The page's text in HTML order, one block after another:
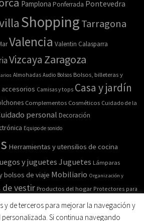
Pamplona Ponferrada Pontevedra
ShoppingTarragona
Valencia Valentin Calasparra
Vizcaya Zaragoza
Almohadas Audio Bolsos Bolsos, billeteras y
accesorios Camisas y tops Casa y jardín
Complementos Cosméticos Cuidado de la
personal Decoración
Equipo de sonido
Herramientas y utensilios de cocina
y juguetes Juguetes Lámparas
bolsos de viaje Mobiliario Organización y
de vestir Productos del hogar Protectores para
para comida
Relojes de pulsera y de
Ropa de casa Ropa deportiva Ropa interior y
y de terceros para mejorar la navegación y
Si continua navegando